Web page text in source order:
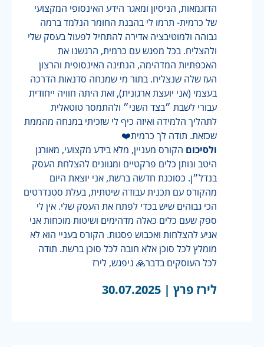
הדוגמאות, הניסיון ומאגר הידע האינסופי המקצועי
של כרמית- תרמו לי בהבנת החומר הנלמד ברמה
גבוהה ולמוטיבציה אדירה להתחיל לפעול בעסק שלי
ולהצליח. בכל מפגש עם כרמית, הרגשנו את
האכפתיות המדהימה, הנתינה האינסופית והרצון
העז שלה שנצליח. בתור מי שמנחה סדנאות הדרכה
בעצמי (אני יועצת ארגונית), זאת היתה חוויה ייחודית
עבורי לשבת ״בצד השני״ ולהתמסר טוטאלית
לתהליך הלמידה ואיזה כיף לי שזכיתי במנחה מהממת
שכזאת. תודה לך כרמית❤️
ולסיכום הקורס מעניין, מלא בידע מקצועי, מאורגן
היטב ונותן כלים פרקטיים ומגוונים להצלחת העסק
בנדל״ן. כסוכנת חדשה ברשת, אני יוצאת היום
מהקורס עם תכנית עבודה שיטתית, בעלת סטנדרטים
הכי גבוהים שיש בכדי לפתח את העסק שלי. אין לי
ספק שעם כלים כאלה מדהימים ושיטות מוכחות אני
אגיע להצלחות ואכבוש פסגות. הקורס בעניי הוא לא
מומלץ לכל סוכן אלא חובה לכל סוכן ברשת. תודה
לכל העוסקים בדבר🙏 ניפגש, לירז
לירז פרץ | 30.07.2025